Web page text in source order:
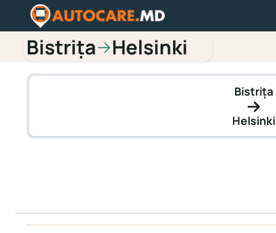
Bistriţa→Helsinki
Bistriţa
Helsinki